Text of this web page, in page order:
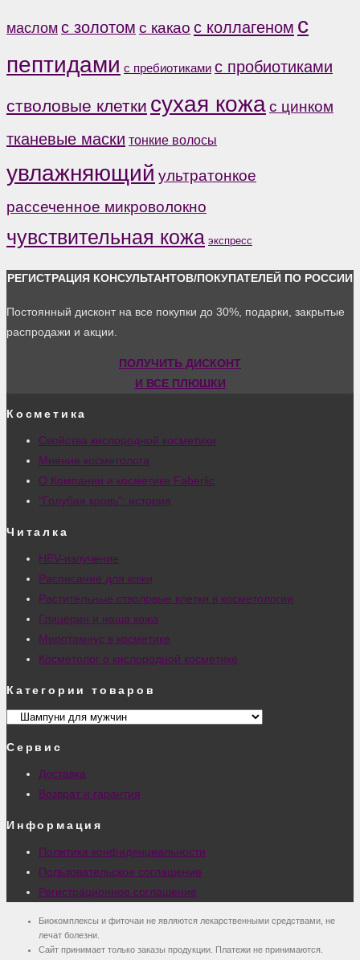
маслом с золотом с какао с коллагеном с
пептидами с пребиотиками с пробиотиками
стволовые клетки сухая кожас цинком
тканевые маски тонкие волосы
увлажняющий ультратонкое
рассеченное микроволокно
чувствительная кожа экспресс
РЕГИСТРАЦИЯ КОНСУЛЬТАНТОВ/ПОКУПАТЕЛЕЙ ПО РОССИИ
Постоянный дисконт на все покупки до 30%, подарки, закрытые
распродажи и акции.
ПОЛУЧИТЬ ДИСКОНТ
И ВСЕ ПЛЮШКИ
Косметика
Свойства кислородной косметики
Мнение косметолога
О Компании и косметике Faberlic
"Голубая кровь": история
Читалка
HEV-излучение
Расписание для кожи
Растительные стволовые клетки в косметологии
Глицерин и наша кожа
Миротамнус в косметике
Косметолог о кислородной косметике
Категории товаров
Сервис
Доставка
Возврат и гарантия
Информация
Политика конфиденциальности
Пользовательское соглашение
Регистрационное соглашение
Биокомплексы и фиточаи не являются лекарственными средствами, не
лечат болезни.
Сайт принимает только заказы продукции. Платежи не принимаются.